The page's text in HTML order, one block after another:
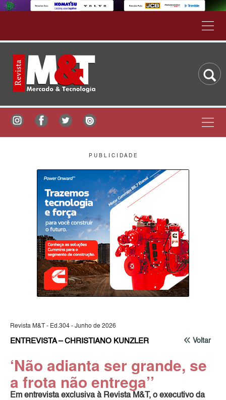
P U B L I C I D A D E
Revista M&T - Ed.304 - Junho de 2026
Voltar
ENTREVISTA – CHRISTIANO KUNZLER
‘Não adianta ser grande, se
a frota não entrega’’
Em entrevista exclusiva à Revista M&T, o executivo da